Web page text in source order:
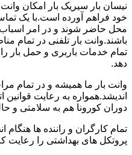
نیسان بار سیریک بار امکان
خود فراهم آورده است.با یک
محل حاضر شوند و در امر
باشند.وانت بار تلفنی در تمام
تمام خدمات باربری و حمل بار
دهد.
وانت بار ما همیشه و در تمام
اندیشد.همواره به رعایت قوانین
دوران کورونا هم به سلامتی و
تمام کارگران و راننده ها
پروتکل های بهداشتی را رعایت